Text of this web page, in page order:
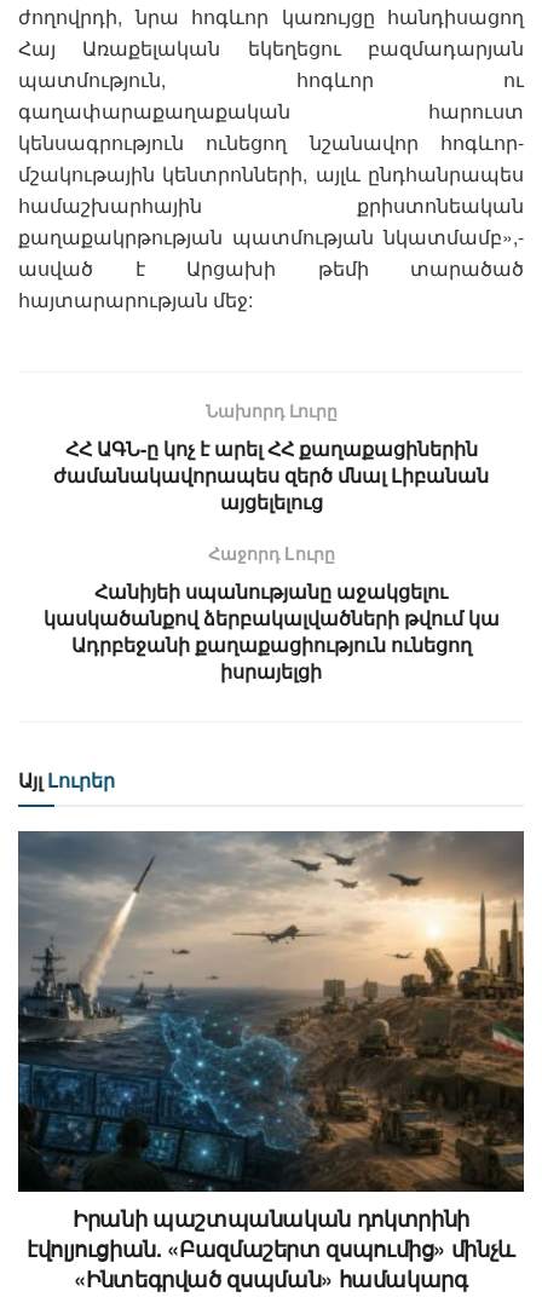
ժողովրդի, նրա հոգևոր կառույցը հանդիսացող
Հայ Առաքելական եկեղեցու բազմադարյան
պատմություն, հոգևոր ու
գաղափարաքաղաքական հարուստ
կենսագրություն ունեցող նշանավոր հոգևոր-
մշակութային կենտրոնների, այլև ընդհանրապես
համաշխարհային քրիստոնեական
քաղաքակրթության պատմության նկատմամբ»,-
ասված է Արցախի թեմի տարածած
հայտարարության մեջ:
Նախորդ Լուրը
ՀՀ ԱԳՆ-ը կոչ է արել ՀՀ քաղաքացիներին
ժամանակավորապես զերծ մնալ Լիբանան
այցելելուց
Հաջորդ Lուրը
Հանիյեի սպանությանը աջակցելու
կասկածանքով ձերբակալվածների թվում կա
Ադրբեջանի քաղաքացիություն ունեցող
իսրայելցի
Այլ Լուրեր
Իրանի պաշտպանական դոկտրինի
էվոլյուցիան. «Բազմաշերտ զսպումից» մինչև
«Ինտեգրված զսպման» համակարգ